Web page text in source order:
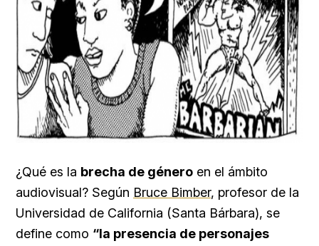
¿Qué es la brecha de género en el ámbito
audiovisual? Según Bruce Bimber, profesor de la
Universidad de California (Santa Bárbara), se
define como “la presencia de personajes